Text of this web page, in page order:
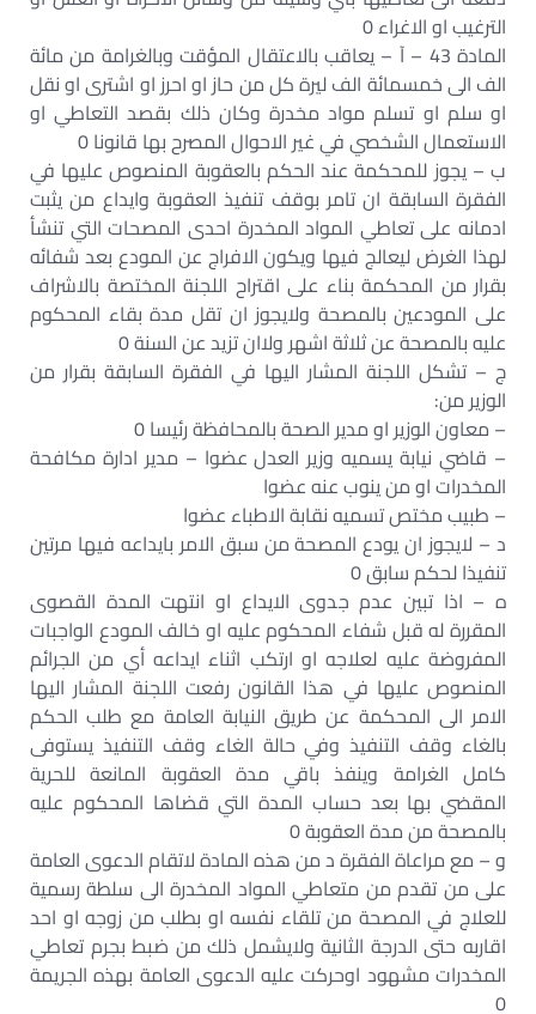
الترغيب او الاغراء 0
المادة 43 – آ – يعاقب بالاعتقال المؤقت وبالغرامة من مائة
الف الى خمسمائة الف ليرة كل من حاز او احرز او اشترى او نقل
او سلم او تسلم مواد مخدرة وكان ذلك بقصد التعاطي او
الاستعمال الشخصي في غير الاحوال المصرح بها قانونا 0
ب – يجوز للمحكمة عند الحكم بالعقوبة المنصوص عليها في
الفقرة السابقة ان تامر بوقف تنفيذ العقوبة وايداع من يثبت
ادمانه على تعاطي المواد المخدرة احدى المصحات التي تنشأ
لهذا الغرض ليعالج فيها ويكون الافراج عن المودع بعد شفائه
بقرار من المحكمة بناء على اقتراح اللجنة المختصة بالاشراف
على المودعين بالمصحة ولايجوز ان تقل مدة بقاء المحكوم
عليه بالمصحة عن ثلاثة اشهر ولاان تزيد عن السنة 0
ج – تشكل اللجنة المشار اليها في الفقرة السابقة بقرار من
الوزير من:
– معاون الوزير او مدير الصحة بالمحافظة رئيسا 0
– قاضي نيابة يسميه وزير العدل عضوا – مدير ادارة مكافحة
المخدرات او من ينوب عنه عضوا
– طبيب مختص تسميه نقابة الاطباء عضوا
د – لايجوز ان يودع المصحة من سبق الامر بايداعه فيها مرتين
تنفيذا لحكم سابق 0
ه – اذا تبين عدم جدوى الايداع او انتهت المدة القصوى
المقررة له قبل شفاء المحكوم عليه او خالف المودع الواجبات
المفروضة عليه لعلاجه او ارتكب اثناء ايداعه أي من الجرائم
المنصوص عليها في هذا القانون رفعت اللجنة المشار اليها
الامر الى المحكمة عن طريق النيابة العامة مع طلب الحكم
بالغاء وقف التنفيذ وفي حالة الغاء وقف التنفيذ يستوفى
كامل الغرامة وينفذ باقي مدة العقوبة المانعة للحرية
المقضي بها بعد حساب المدة التي قضاها المحكوم عليه
بالمصحة من مدة العقوبة 0
و – مع مراعاة الفقرة د من هذه المادة لاتقام الدعوى العامة
على من تقدم من متعاطي المواد المخدرة الى سلطة رسمية
للعلاج في المصحة من تلقاء نفسه او بطلب من زوجه او احد
اقاربه حتى الدرجة الثانية ولايشمل ذلك من ضبط بجرم تعاطي
المخدرات مشهود اوحركت عليه الدعوى العامة بهذه الجريمة
0